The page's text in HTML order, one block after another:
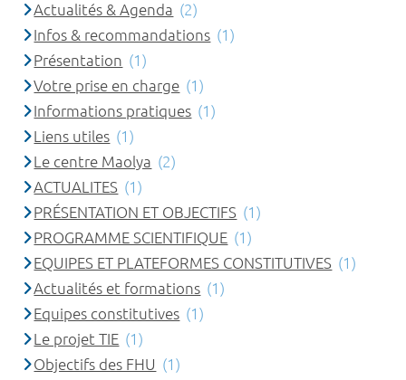
Actualités & Agenda (2)
Infos & recommandations (1)
Présentation (1)
Votre prise en charge (1)
Informations pratiques (1)
Liens utiles (1)
Le centre Maolya (2)
ACTUALITES (1)
PRÉSENTATION ET OBJECTIFS (1)
PROGRAMME SCIENTIFIQUE (1)
EQUIPES ET PLATEFORMES CONSTITUTIVES (1)
Actualités et formations (1)
Equipes constitutives (1)
Le projet TIE (1)
Objectifs des FHU (1)